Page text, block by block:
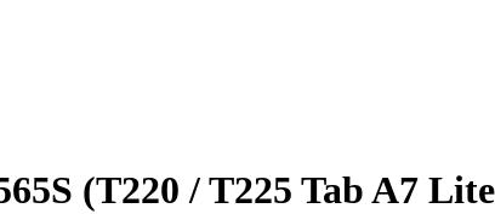
(T220 / T225 Tab A7